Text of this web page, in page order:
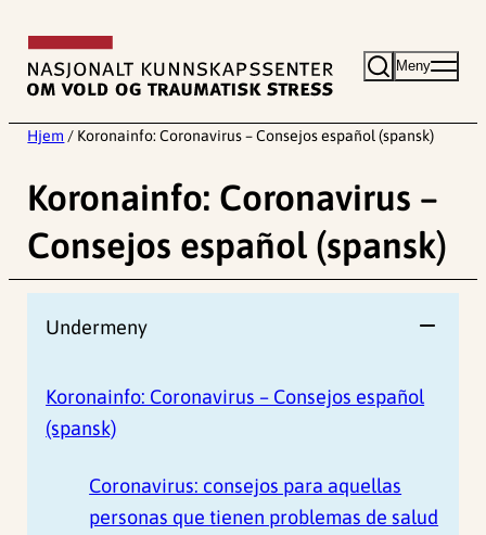
innhold
Meny
Hjem / Koronainfo: Coronavirus – Consejos español (spansk)
Koronainfo: Coronavirus –
Consejos español (spansk)
Undermeny
Koronainfo: Coronavirus – Consejos español
(spansk)
Coronavirus: consejos para aquellas
personas que tienen problemas de salud